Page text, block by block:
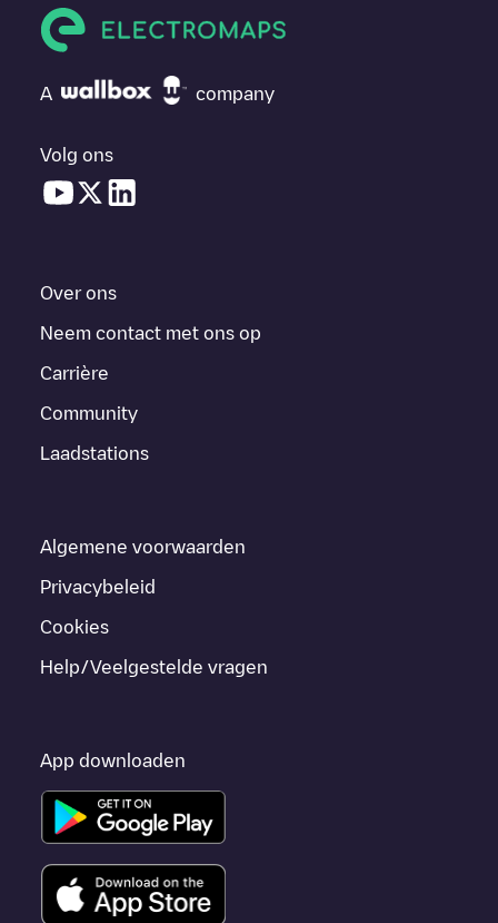
A company
Volg ons
Over ons
Neem contact met ons op
Carrière
Community
Laadstations
Algemene voorwaarden
Privacybeleid
Cookies
Help/Veelgestelde vragen
App downloaden